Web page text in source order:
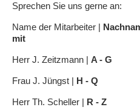
Sprechen Sie uns gerne an:
Name der Mitarbeiter |
mit
Herr J. Zeitzmann | A - G
Frau J. Jüngst | H - Q
Herr Th. Scheller | R - Z